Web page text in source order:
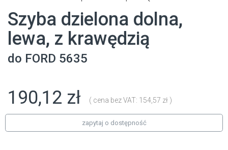
Szyba dzielona dolna,
lewa, z krawędzią
do FORD 5635
190,12 zł ( cena bez VAT: 154,57 zł )
zapytaj o dostępność